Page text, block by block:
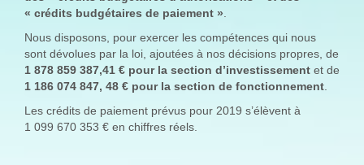
« crédits budgétaires de paiement »
Nous disposons, pour exercer les compétences qui nous
sont dévolues par la loi, ajoutées à nos décisions propres, de
1 878 859 387,41 € pour la section d’investissement et de
1 186 074 847, 48 € pour la section de fonctionnement
Les crédits de paiement prévus pour 2019 s’élèvent à
1 099 670 353 € en chiffres réels.